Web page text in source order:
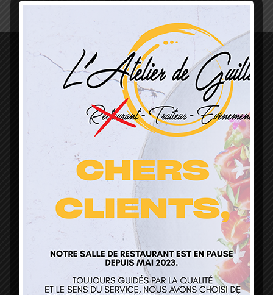
L’Atelier de Guillaume
1 Lieu Dit Sur Les Prés
68160 Sainte Marie Aux Mines
contact@atelierdeguillaume.fr